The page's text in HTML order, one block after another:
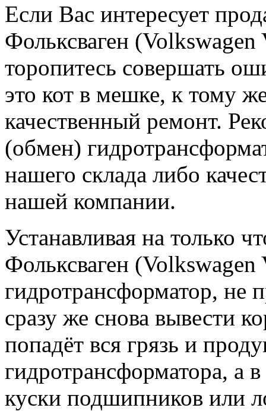
Если Вас интересует
Фольксваген
торопитесь совершать
это кот в мешке, к тому
качественный ремонт.
(обмен)
нашего склада либо
нашей компании.
Устанавливая на только
Фольксваген
гидротрансформатор, не
сразу же снова вывести
попадёт вся грязь и
гидротрансформатора, а
куски подшипников или